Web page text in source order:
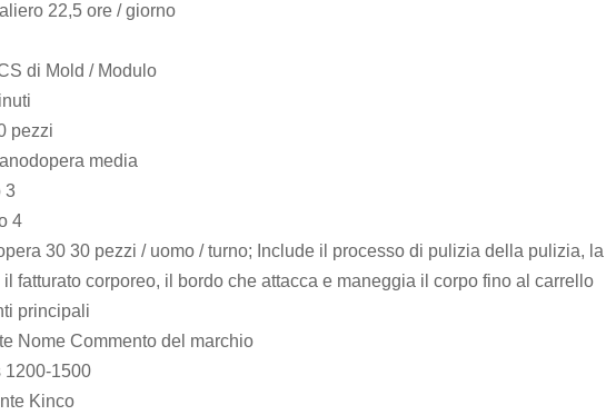
22,5 ore / giorno
di Mold / Modulo
pezzi
media
3
4
30 30 pezzi / uomo / turno; Include il processo di pulizia della pulizia,
fatturato corporeo, il bordo che attacca e maneggia il corpo fino al carrello
principali
Nome Commento del marchio
1200-1500
Kinco